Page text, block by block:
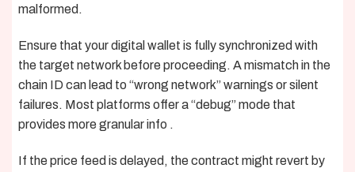
malformed.
Ensure that your digital wallet is fully synchronized with
the target network before proceeding. A mismatch in the
chain ID can lead to “wrong network” warnings or silent
failures. Most platforms offer a “debug” mode that
provides more granular info .
If the price feed is delayed, the contract might revert by